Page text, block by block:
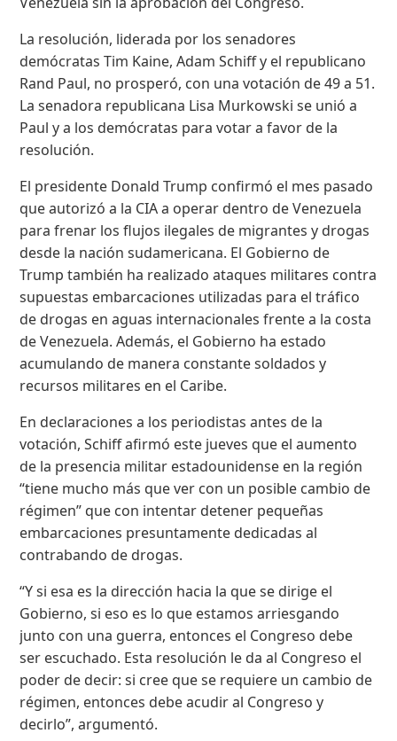
La resolución, liderada por los senadores
demócratas Tim Kaine, Adam Schiff y el republicano
Rand Paul, no prosperó, con una votación de 49 a 51.
La senadora republicana Lisa Murkowski se unió a
Paul y a los demócratas para votar a favor de la
resolución.
El presidente Donald Trump confirmó el mes pasado
que autorizó a la CIA a operar dentro de Venezuela
para frenar los flujos ilegales de migrantes y drogas
desde la nación sudamericana. El Gobierno de
Trump también ha realizado ataques militares contra
supuestas embarcaciones utilizadas para el tráfico
de drogas en aguas internacionales frente a la costa
de Venezuela. Además, el Gobierno ha estado
acumulando de manera constante soldados y
recursos militares en el Caribe.
En declaraciones a los periodistas antes de la
votación, Schiff afirmó este jueves que el aumento
de la presencia militar estadounidense en la región
“tiene mucho más que ver con un posible cambio de
régimen” que con intentar detener pequeñas
embarcaciones presuntamente dedicadas al
contrabando de drogas.
“Y si esa es la dirección hacia la que se dirige el
Gobierno, si eso es lo que estamos arriesgando
junto con una guerra, entonces el Congreso debe
ser escuchado. Esta resolución le da al Congreso el
poder de decir: si cree que se requiere un cambio de
régimen, entonces debe acudir al Congreso y
decirlo”, argumentó.